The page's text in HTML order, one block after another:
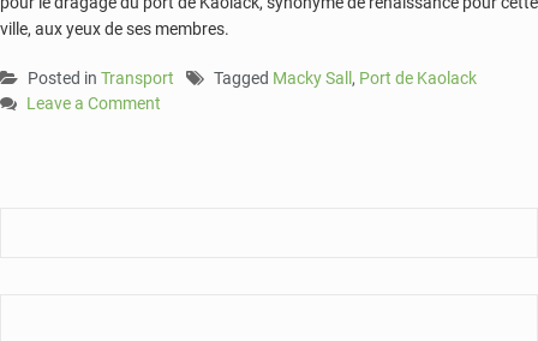
ville, aux yeux de ses membres.
Posted in Transport Tagged Macky Sall , Port de Kaolack
Leave a Comment